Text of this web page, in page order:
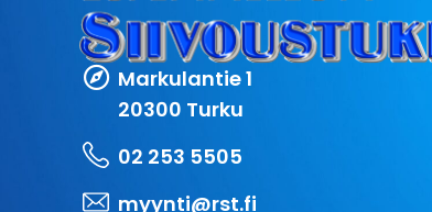
Markulantie 1
20300 Turku
02 253 5505
myynti@rst.fi